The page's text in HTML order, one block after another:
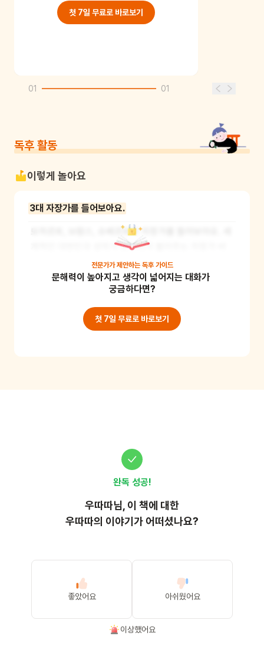
첫 7일 무료로 바로보기
01 01
독후 활동
이렇게 놀아요
3대 자장가를 들어보아요.
모차르트, 브람스, 슈베르트의 자장가를 들어보아요. 세
계적인 대한민국 성악가 조수미가 불러주는 자장가 버
전도 들어보세요. 어린이는 어떤 자장가가 제일 마음에
드나요? 평소에 들어본 자장가와 어떤 점이 다른가요?
클래식을 들으며 음악적 감수성을 증진할 수 있어요. 준
전문가가 제안하는 독후 가이드
문해력이 높아지고 생각이 넓어지는 대화가
궁금하다면?
첫 7일 무료로 바로보기
완독 성공!
우따따님, 이 책에 대한
우따따의 이야기가 어떠셨나요?
좋았어요 아쉬웠어요
이상했어요